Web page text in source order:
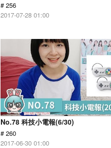
# 256
2017-07-28 01:00
No.78 科技小電報(6/30)
# 260
2017-06-30 01:00